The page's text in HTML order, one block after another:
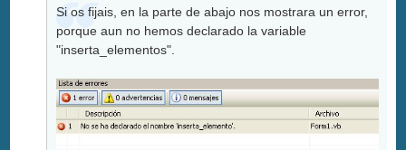
Si os fijais, en la parte de abajo nos mostrara un error,
porque aun no hemos declarado la variable
"inserta_elementos".